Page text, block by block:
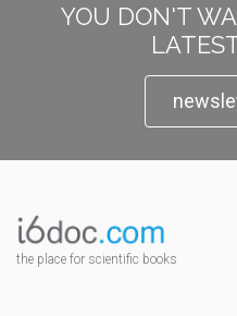
YOU DON'T
the place for scientific books